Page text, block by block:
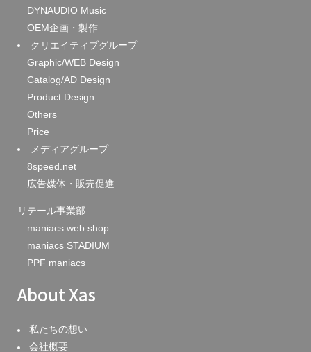
DYNAUDIO Music
OEM企画・製作
クリエイティブグループ
Graphic/WEB Design
Catalog/AD Design
Product Design
Others
Price
メディアグループ
8speed.net
広告媒体・販売促進
リテール事業部
maniacs web shop
maniacs STADIUM
PPF maniacs
About Xas
私たちの想い
会社概要